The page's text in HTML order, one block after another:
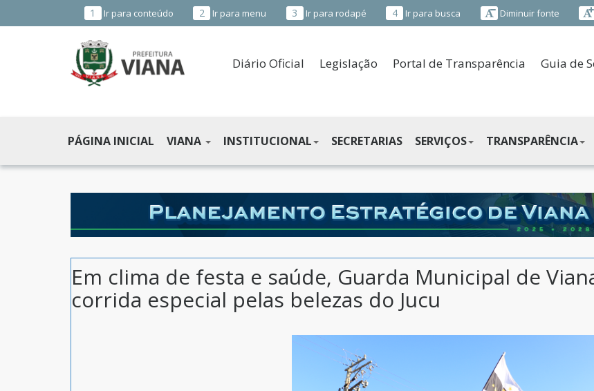
1 Ir para conteúdo 2 Ir para menu 3 Ir para rodapé 4 Ir para busca Diminuir fonte
MUNICIPAL
DE
VIANA
ES
Diário Oficial Legislação Portal de Transparência Guia de
PÁGINA INICIAL VIANA INSTITUCIONAL SECRETARIAS SERVIÇOS TRANSPARÊNCIA
Em clima de festa e saúde, Guarda Municipal de
corrida especial pelas belezas do Jucu